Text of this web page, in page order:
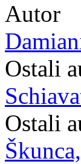
Autor
Ostali
Ostali